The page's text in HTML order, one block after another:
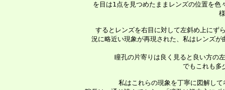
を目は1点を見つめたままレンズの位置を色
するとレンズを右目に対して左斜め上にず
況に略近い現象が再現された、私はレンズ
瞳孔の片寄りは良く見ると良い方の
でもこれも多
私はこれらの現象を丁寧に図解し